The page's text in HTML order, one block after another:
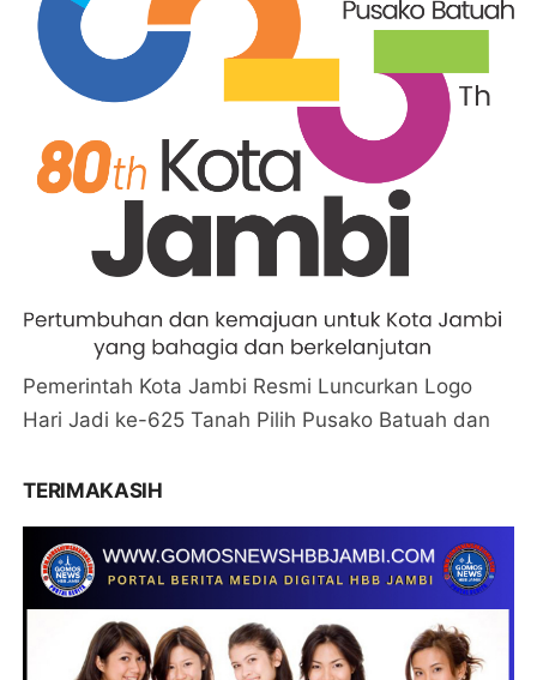
Pemerintah Kota Jambi Resmi Luncurkan Logo
Hari Jadi ke-625 Tanah Pilih Pusako Batuah dan
TERIMAKASIH